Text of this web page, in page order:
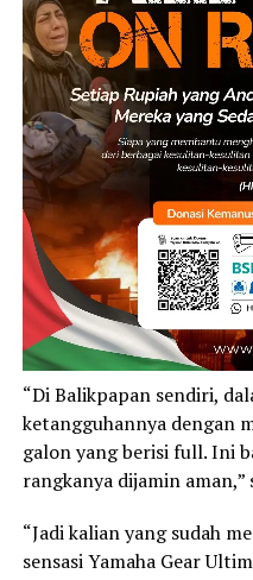
“Di Balikpapan sendiri,
ketangguhannya dengan
galon yang berisi full. Ini
rangkanya dijamin
“Jadi kalian yang sudah
sensasi Yamaha Gear